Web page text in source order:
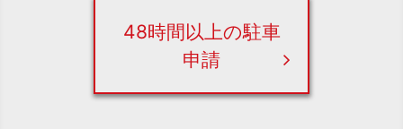
48時間以上の駐車
申請